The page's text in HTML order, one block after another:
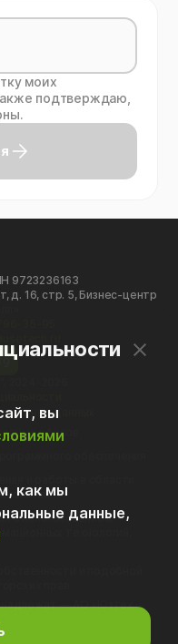
моих
подтверждаю,
9723236163
д. 16, стр. 5, Бизнес-центр
tg
данных
офисов
обеспечения
с использованием
технологий,
и подобной
— АО «Юзтех
вы
как мы
данные,